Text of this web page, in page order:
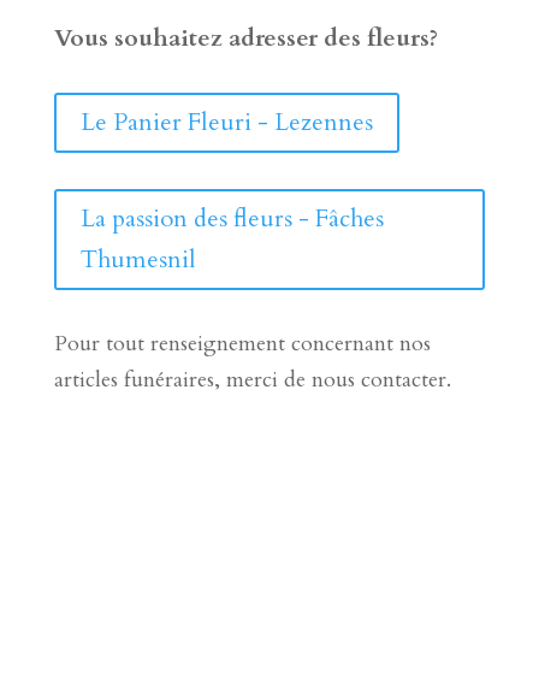
Vous souhaitez adresser des fleurs?
Le Panier Fleuri - Lezennes
La passion des fleurs - Fâches
Thumesnil
Pour tout renseignement concernant nos
articles funéraires, merci de nous contacter.